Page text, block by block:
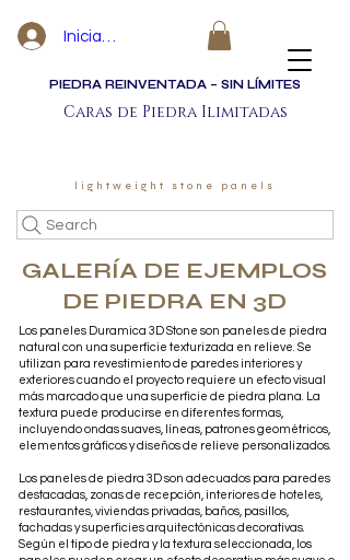
Iniciar sesión
Search
PIEDRA REINVENTADA – SIN LÍMITES
Caras de Piedra Ilimitadas
lightweight stone panels
GALERÍA DE EJEMPLOS
DE PIEDRA EN 3D
Los paneles Duramica 3D Stone son paneles de piedra
natural con una superficie texturizada en relieve. Se
utilizan para revestimiento de paredes interiores y
exteriores cuando el proyecto requiere un efecto visual
más marcado que una superficie de piedra plana. La
textura puede producirse en diferentes formas,
incluyendo ondas suaves, líneas, patrones geométricos,
elementos gráficos y diseños de relieve personalizados.
Los paneles de piedra 3D son adecuados para paredes
destacadas, zonas de recepción, interiores de hoteles,
restaurantes, viviendas privadas, baños, pasillos,
fachadas y superficies arquitectónicas decorativas.
Según el tipo de piedra y la textura seleccionada, los